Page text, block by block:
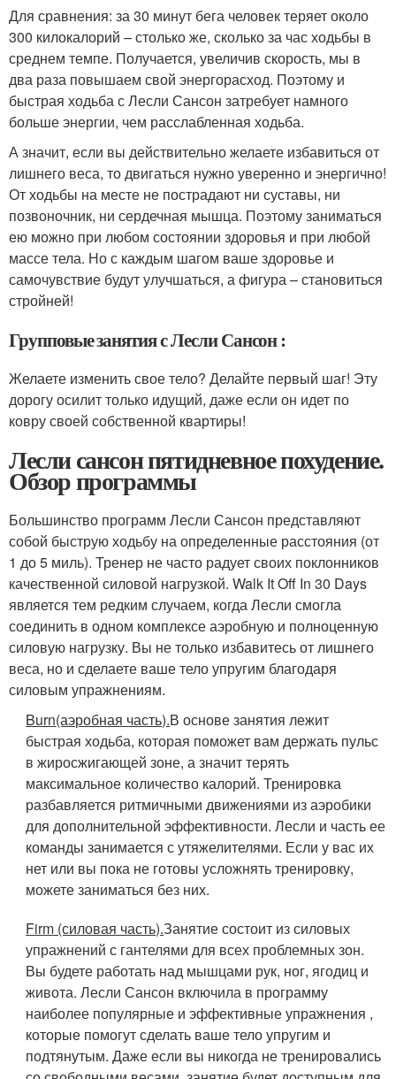
Для сравнения: за 30 минут бега человек теряет около
300 килокалорий – столько же, сколько за час ходьбы в
среднем темпе. Получается, увеличив скорость, мы в
два раза повышаем свой энергорасход. Поэтому и
быстрая ходьба с Лесли Сансон затребует намного
больше энергии, чем расслабленная ходьба.
А значит, если вы действительно желаете избавиться от
лишнего веса, то двигаться нужно уверенно и энергично!
От ходьбы на месте не пострадают ни суставы, ни
позвоночник, ни сердечная мышца. Поэтому заниматься
ею можно при любом состоянии здоровья и при любой
массе тела. Но с каждым шагом ваше здоровье и
самочувствие будут улучшаться, а фигура – становиться
стройней!
Групповые занятия с Лесли Сансон :
Желаете изменить свое тело? Делайте первый шаг! Эту
дорогу осилит только идущий, даже если он идет по
ковру своей собственной квартиры!
Лесли сансон пятидневное похудение.
Обзор программы
Большинство программ Лесли Сансон представляют
собой быструю ходьбу на определенные расстояния (от
1 до 5 миль). Тренер не часто радует своих поклонников
качественной силовой нагрузкой. Walk It Off In 30 Days
является тем редким случаем, когда Лесли смогла
соединить в одном комплексе аэробную и полноценную
силовую нагрузку. Вы не только избавитесь от лишнего
веса, но и сделаете ваше тело упругим благодаря
силовым упражнениям.
Burn(аэробная часть).В основе занятия лежит
быстрая ходьба, которая поможет вам держать пульс
в жиросжигающей зоне, а значит терять
максимальное количество калорий. Тренировка
разбавляется ритмичными движениями из аэробики
для дополнительной эффективности. Лесли и часть ее
команды занимается с утяжелителями. Если у вас их
нет или вы пока не готовы усложнять тренировку,
можете заниматься без них.
Firm (силовая часть).Занятие состоит из силовых
упражнений с гантелями для всех проблемных зон.
Вы будете работать над мышцами рук, ног, ягодиц и
живота. Лесли Сансон включила в программу
наиболее популярные и эффективные упражнения ,
которые помогут сделать ваше тело упругим и
подтянутым. Даже если вы никогда не тренировались